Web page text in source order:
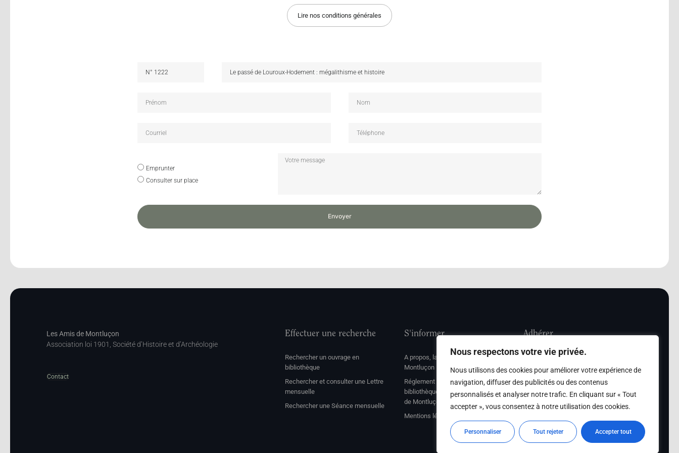
Nous respectons votre vie privée.
Nous utilisons des cookies pour améliorer votre expérience de
navigation, diffuser des publicités ou des contenus
personnalisés et analyser notre trafic. En cliquant sur « Tout
accepter », vous consentez à notre utilisation des cookies.
Personnaliser Tout rejeter Accepter tout
Lire nos conditions générales
Emprunter
Consulter sur place
Envoyer
Les Amis de Montluçon
Association loi 1901, Société d’Histoire et d’Archéologie
Contact
Effectuer une recherche
Rechercher un ouvrage en
bibliothèque
Rechercher et consulter une Lettre
mensuelle
Rechercher une Séance mensuelle
S'informer
A propos, la société Les Amis de
Montluçon
Réglement de consultation de la
bibliothèque et des archives des Amis
de Montluçon
Mentions légales
Adhérer
Adhésion